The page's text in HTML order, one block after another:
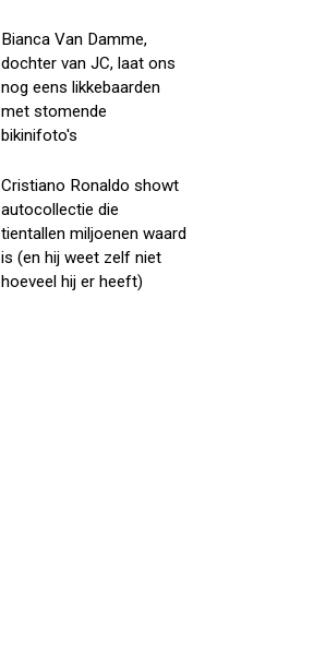
Bianca Van Damme,
dochter van JC, laat ons
nog eens likkebaarden
met stomende
bikinifoto's
Cristiano Ronaldo showt
autocollectie die
tientallen miljoenen waard
is (en hij weet zelf niet
hoeveel hij er heeft)